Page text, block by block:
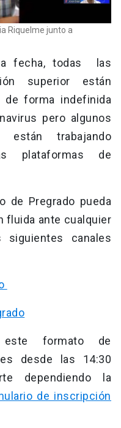
Riquelme junto a
fecha, todas las
superior están
de forma indefinida
pero algunos
trabajando
plataformas de
de Pregrado pueda
fluida ante cualquier
siguientes canales
este formato de
desde las 14:30
dependiendo la
de inscripción